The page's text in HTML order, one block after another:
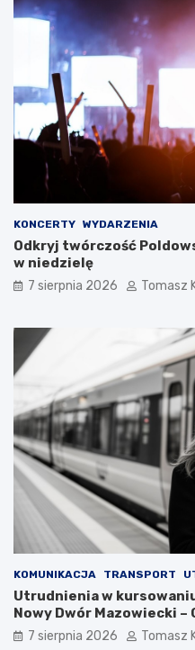
KONCERTY WYDARZENIA
Odkryj twórczość
w niedzielę
7 sierpnia 2026 Tomasz
KOMUNIKACJA TRANSPORT
Utrudnienia w
Nowy Dwór Mazowiecki –
7 sierpnia 2026 Tomasz